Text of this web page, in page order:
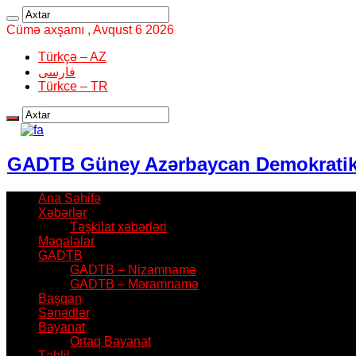
Cümə axşamı , Avqust 6 2026
Türkçə – AZ
فارسی
Türkce – TR
GADTB Güney Azərbaycan
Ana Səhifə
Xəbərlər
Təşkilat xəbərləri
Məqalələr
GADTB
GADTB – Nizamnamə
GADTB – Məramnamə
Başqan
Sənədlər
Bəyanat
Ortaq Bəyanat